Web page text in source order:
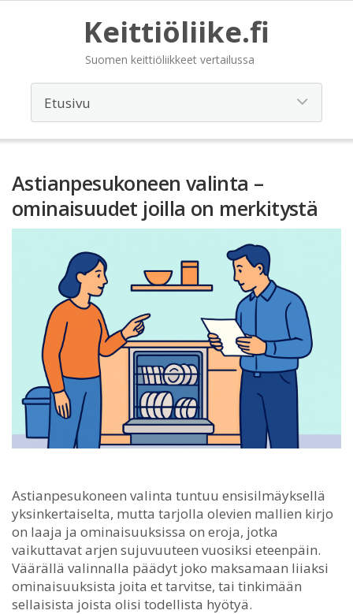
Keittiöliike.fi
Suomen keittiöliikkeet vertailussa
Astianpesukoneen valinta –
ominaisuudet joilla on merkitystä
Astianpesukoneen valinta tuntuu ensisilmäyksellä
yksinkertaiselta, mutta tarjolla olevien mallien kirjo
on laaja ja ominaisuuksissa on eroja, jotka
vaikuttavat arjen sujuvuuteen vuosiksi eteenpäin.
Väärällä valinnalla päädyt joko maksamaan liiaksi
ominaisuuksista joita et tarvitse, tai tinkimään
sellaisista joista olisi todellista hyötyä.